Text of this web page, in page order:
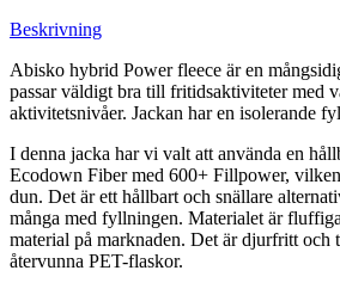
Beskrivning
Abisko hybrid Power fleece är en
passar väldigt bra till fritidsaktiviteter med
aktivitetsnivåer. Jackan har en isolerande
I denna jacka har vi valt att använda en
Ecodown Fiber med 600+ Fillpower,
dun. Det är ett hållbart och snällare
många med fyllningen. Materialet är
material på marknaden. Det är djurfritt och
återvunna PET-flaskor.